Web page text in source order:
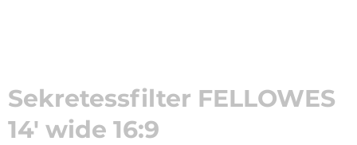
Sekretessfilter FELLOWES
14' wide 16:9